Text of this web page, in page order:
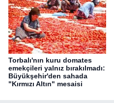
Torbalı'nın kuru domates
emekçileri yalnız bırakılmadı:
Büyükşehir'den sahada
"Kırmızı Altın" mesaisi